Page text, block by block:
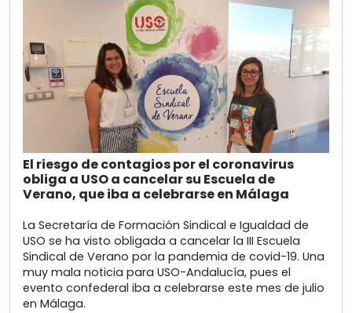
El riesgo de contagios por el coronavirus
obliga a USO a cancelar su Escuela de
Verano, que iba a celebrarse en Málaga
La Secretaría de Formación Sindical e Igualdad de
USO se ha visto obligada a cancelar la III Escuela
Sindical de Verano por la pandemia de covid-19. Una
muy mala noticia para USO-Andalucía, pues el
evento confederal iba a celebrarse este mes de julio
en Málaga.